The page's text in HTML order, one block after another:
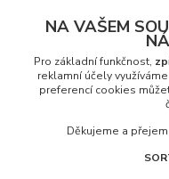
Soňa
+420 739 000 639
Po - Pá: 8:00 -
NA VAŠEM
Pro základní funkčnost,
reklamní účely
preferencí cookies
Děkujeme a